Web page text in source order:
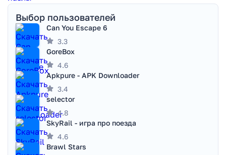
Выбор пользователей
Can You Escape 6
3.3
GoreBox
4.6
Apkpure - APK Downloader
3.4
selector
4.8
SkyRail - игра про поезда
4.6
Brawl Stars